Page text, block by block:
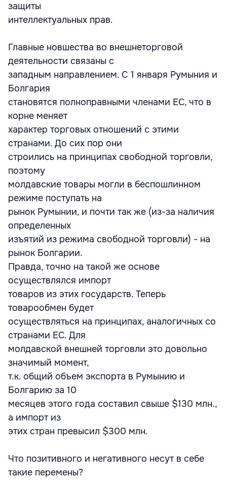
защиты
интеллектуальных прав.
Главные новшества во внешнеторговой
деятельности связаны с
западным направлением. С 1 января Румыния и
Болгария
становятся полноправными членами ЕС, что в
корне меняет
характер торговых отношений с этими
странами. До сих пор они
строились на принципах свободной торговли,
поэтому
молдавские товары могли в беспошлинном
режиме поступать на
рынок Румынии, и почти так же (из-за наличия
определенных
изъятий из режима свободной торговли) - на
рынок Болгарии.
Правда, точно на такой же основе
осуществлялся импорт
товаров из этих государств. Теперь
товарообмен будет
осуществляться на принципах, аналогичных со
странами ЕС. Для
молдавской внешней торговли это довольно
значимый момент,
т.к. общий объем экспорта в Румынию и
Болгарию за 10
месяцев этого года составил свыше $130 млн.,
а импорт из
этих стран превысил $300 млн.
Что позитивного и негативного несут в себе
такие перемены?